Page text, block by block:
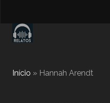
Início » Hannah Arendt